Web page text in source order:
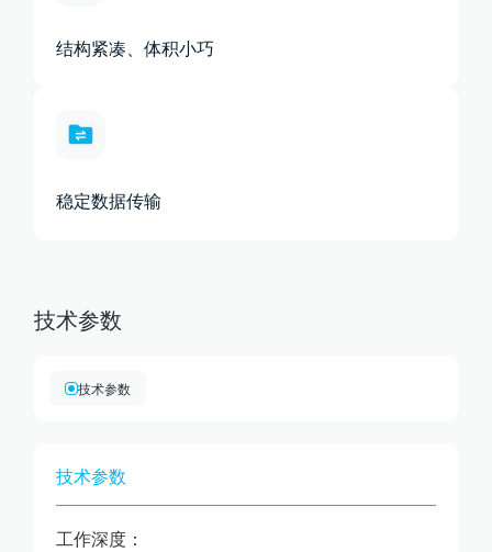
结构紧凑、体积小巧
稳定数据传输
技术参数
技术参数
技术参数
工作深度：